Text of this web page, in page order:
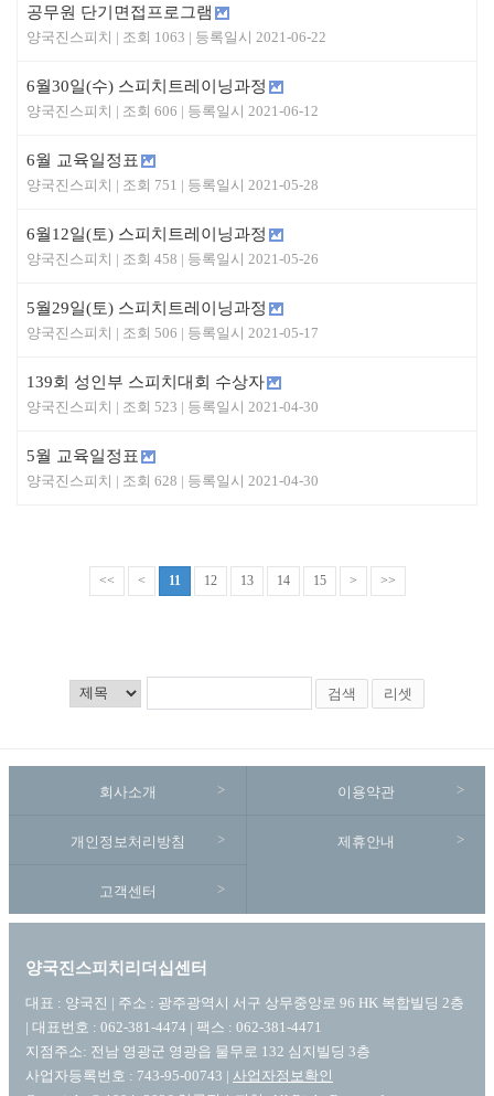
공무원 단기면접프로그램
양국진스피치 1063 2021-06-22
6월30일(수) 스피치트레이닝과정
양국진스피치 606 2021-06-12
6월 교육일정표
양국진스피치 751 2021-05-28
6월12일(토) 스피치트레이닝과정
양국진스피치 458 2021-05-26
5월29일(토) 스피치트레이닝과정
양국진스피치 506 2021-05-17
139회 성인부 스피치대회 수상자
양국진스피치 523 2021-04-30
5월 교육일정표
양국진스피치 628 2021-04-30
<< < 11 12 13 14 15 > >>
검색 리셋
회사소개 이용약관
개인정보처리방침 제휴안내
고객센터
양국진스피치리더십센터
대표 : 양국진 | 주소 : 광주광역시 서구 상무중앙로 96 HK 복합빌딩 2층
| 대표번호 : 062-381-4474 | 팩스 : 062-381-4471
지점주소: 전남 영광군 영광읍 물무로 132 심지빌딩 3층
사업자등록번호 : 743-95-00743 | 사업자정보확인